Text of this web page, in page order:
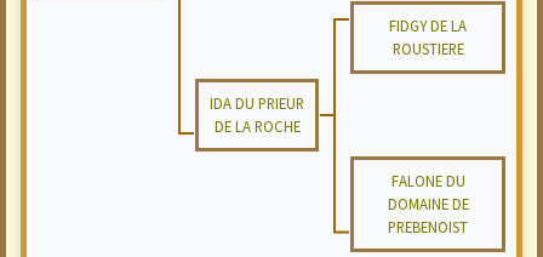
FIDGY DE LA
ROUSTIERE
IDA DU PRIEUR
DE LA ROCHE
FALONE DU
DOMAINE DE
PREBENOIST